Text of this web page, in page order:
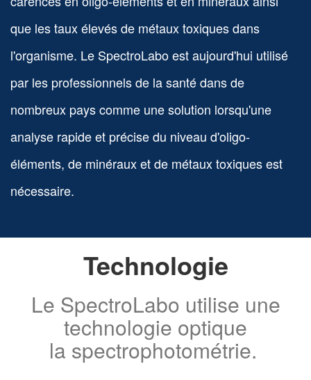
que les taux élevés de métaux toxiques dans
l'organisme. Le SpectroLabo est aujourd'hui utilisé
par les professionnels de la santé dans de
nombreux pays comme une solution lorsqu'une
analyse rapide et précise du niveau d'oligo-
éléments, de minéraux et de métaux toxiques est
nécessaire.
Technologie
Le SpectroLabo utilise une
technologie optique
la spectrophotométrie.